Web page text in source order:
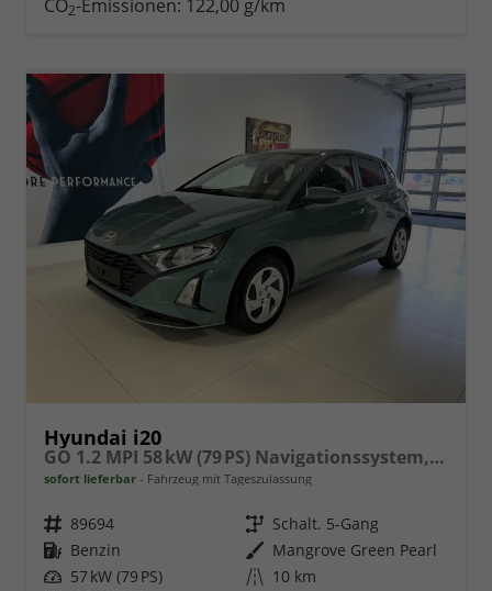
CO2-Emissionen: 122,00 g/km
Hyundai i20
GO 1.2 MPI 58 kW (79 PS) Navigationssystem, Bluetooth, DAB, Klimaanlage, Rückfahrkamera, Apple CarPlay, Android Auto, PDC hinten, Sitzheizung, Lenkradheizung, Spurassistent, Tempomat uvm.
sofort lieferbar Fahrzeug mit Tageszulassung
Fahrzeugnr. 89694 Getriebe Schalt. 5-Gang
Kraftstoff Benzin Außenfarbe Mangrove Green Pearl
Leistung 57 kW (79 PS) Kilometerstand 10 km